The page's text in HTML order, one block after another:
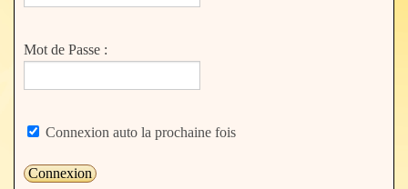
Se connecter
S'inscrire
Mot de Passe :
Connexion auto la prochaine fois